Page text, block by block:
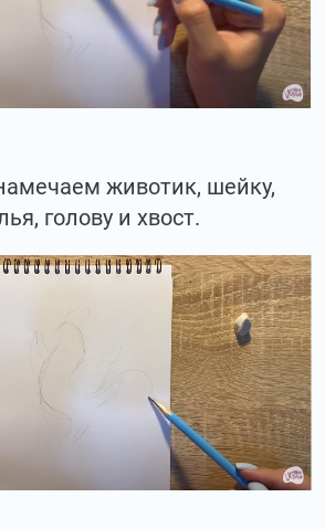
животик, шейку,
голову и хвост.